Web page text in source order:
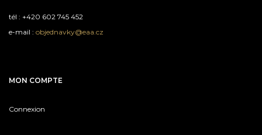
tél : +420 602 745 452
e-mail : objednavky@eaa.cz
MON COMPTE
Connexion